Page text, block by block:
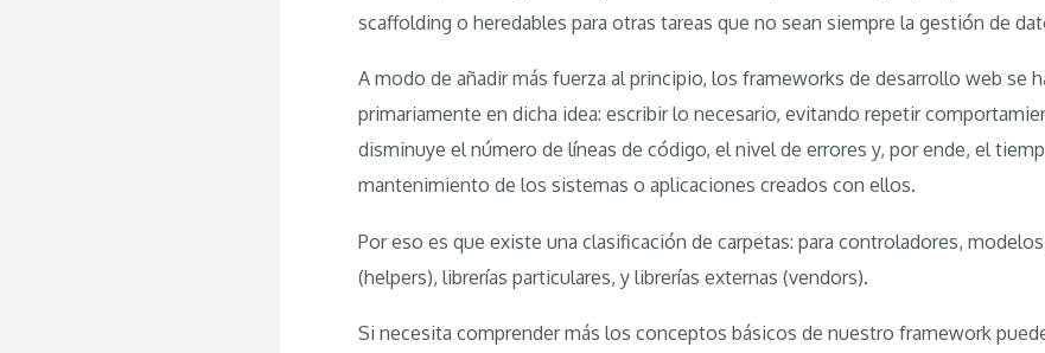
scaffolding o heredables para otras tareas que no sean siempre la gestión de
A modo de añadir más fuerza al principio, los frameworks de desarrollo web se
primariamente en dicha idea: escribir lo necesario, evitando repetir
disminuye el número de líneas de código, el nivel de errores y, por ende, el
mantenimiento de los sistemas o aplicaciones creados con ellos.
Por eso es que existe una clasificación de carpetas: para controladores,
(helpers), librerías particulares, y librerías externas (vendors).
Si necesita comprender más los conceptos básicos de nuestro framework